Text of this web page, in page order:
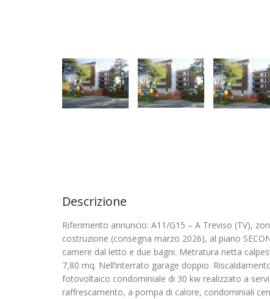
Descrizione
Riferimento annuncio: A11/G15 – A Treviso (TV),
costruzione (consegna marzo 2026), al piano
camere dal letto e due bagni. Metratura netta
7,80 mq. Nell’interrato garage doppio.
fotovoltaico condominiale di 30 kw realizzato a
raffrescamento, a pompa di calore, condominiali